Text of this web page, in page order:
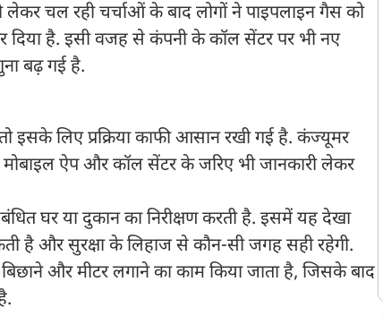
चल रही चर्चाओं के बाद लोगों ने पाइपलाइन गैस को
है. इसी वजह से कंपनी के कॉल सेंटर पर भी नए
बढ़ गई है.
इसके लिए प्रक्रिया काफी आसान रखी गई है. कंज्यूमर
ऐप और कॉल सेंटर के जरिए भी जानकारी लेकर
घर या दुकान का निरीक्षण करती है. इसमें यह देखा
है और सुरक्षा के लिहाज से कौन-सी जगह सही रहेगी.
और मीटर लगाने का काम किया जाता है, जिसके बाद